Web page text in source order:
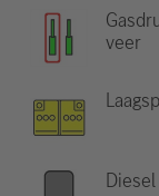
veer